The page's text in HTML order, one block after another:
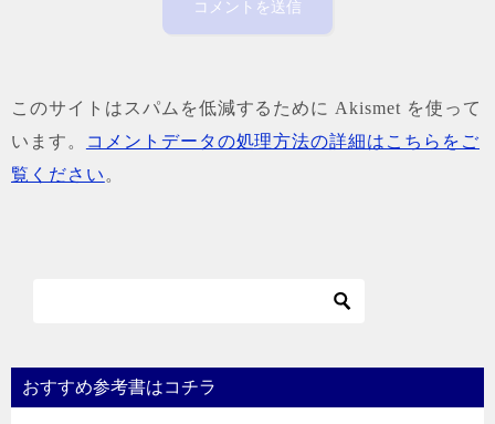
このサイトはスパムを低減するために Akismet を使って
います。
コメントデータの処理方法の詳細はこちらをご
覧ください 。
おすすめ参考書はコチラ